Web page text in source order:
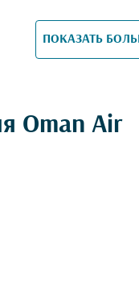
ПОКАЗАТЬ
Oman Air